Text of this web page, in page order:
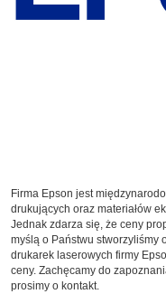
Firma Epson jest
drukujących oraz materiałów
Jednak zdarza się, że ceny
myślą o Państwu stworzyliśmy
drukarek laserowych firmy
ceny. Zachęcamy do
prosimy o kontakt.